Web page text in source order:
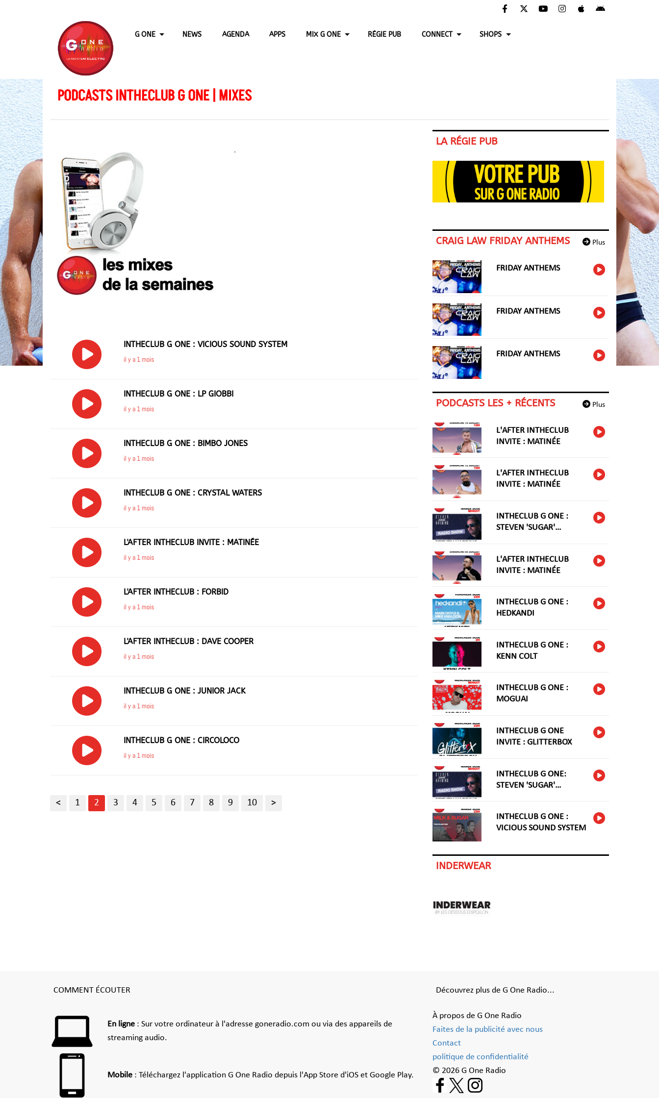
G ONE NEWS AGENDA APPS MIX G ONE RÉGIE PUB CONNECT SHOPS
PODCASTS INTHECLUB G ONE | MIXES
.
INTHECLUB G ONE : VICIOUS SOUND SYSTEM
il y a 1 mois
INTHECLUB G ONE : LP GIOBBI
il y a 1 mois
INTHECLUB G ONE : BIMBO JONES
il y a 1 mois
INTHECLUB G ONE : CRYSTAL WATERS
il y a 1 mois
L'AFTER INTHECLUB INVITE : MATINÉE
il y a 1 mois
L'AFTER INTHECLUB : FORBID
il y a 1 mois
L'AFTER INTHECLUB : DAVE COOPER
il y a 1 mois
INTHECLUB G ONE : JUNIOR JACK
il y a 1 mois
INTHECLUB G ONE : CIRCOLOCO
il y a 1 mois
< 1 2 3 4 5 6 7 8 9 10 >
LA RÉGIE PUB
Plus
CRAIG LAW FRIDAY ANTHEMS
FRIDAY ANTHEMS
FRIDAY ANTHEMS
FRIDAY ANTHEMS
Plus
PODCASTS LES + RÉCENTS
L'AFTER INTHECLUB
INVITE : MATINÉE
L'AFTER INTHECLUB
INVITE : MATINÉE
INTHECLUB G ONE :
STEVEN 'SUGAR'
L'AFTER INTHECLUB
INVITE : MATINÉE
INTHECLUB G ONE :
HEDKANDI
INTHECLUB G ONE :
KENN COLT
INTHECLUB G ONE :
MOGUAI
INTHECLUB G ONE
INVITE : GLITTERBOX
INTHECLUB G ONE:
STEVEN 'SUGAR'
INTHECLUB G ONE :
VICIOUS SOUND SYSTEM
INDERWEAR
COMMENT ÉCOUTER
En ligne : Sur votre ordinateur à l'adresse goneradio.com ou via des appareils de
streaming audio.
Mobile : Téléchargez l'application G One Radio depuis l'App Store d'iOS et Google Play.
Découvrez plus de G One Radio...
À propos de G One Radio
Faites de la publicité avec nous
Contact
politique de confidentialité
© 2026 G One Radio